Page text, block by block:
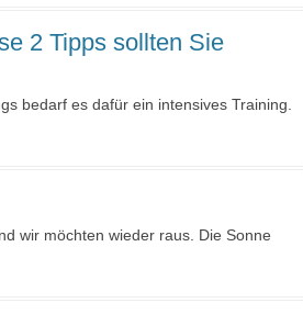
2 Tipps sollten Sie
bedarf es dafür ein intensives Training.
wir möchten wieder raus. Die Sonne